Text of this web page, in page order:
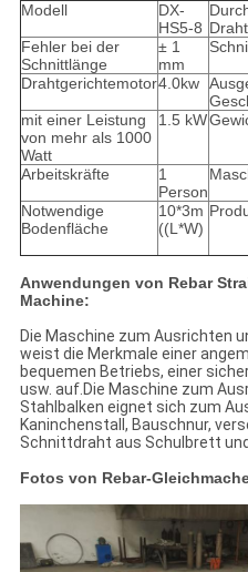
Modell
DX-
HS5-8
Fehler bei der
Schnittlänge
± 1
mm
Drahtgerichtemotor4.0kw
mit einer Leistung
von mehr als 1000
Watt
1.5 kW
Arbeitskräfte
1
Person
Notwendige
Bodenfläche
10*3m
((L*W)
Anwendungen von Rebar
Machine:
Die Maschine zum Ausrichten
weist die Merkmale einer
bequemen Betriebs, einer
usw. auf.Die Maschine zum
Stahlbalken eignet sich zum
Kaninchenstall, Bauschnur,
Schnittdraht aus Schulbrett
Fotos von Rebar-